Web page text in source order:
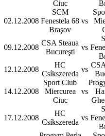
Ciuc
02.12.2008
SCM
Fenestela 68
Braşov
vs
09.12.2008
CSA Steaua
Bucureşti
vs
12.12.2008
HC
Csíkszereda
vs
14.12.2008
Sport Club
Miercurea
Ciuc
vs
17.12.2008
HC
Csíkszereda
vs